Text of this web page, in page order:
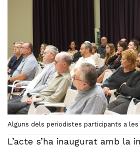
Alguns dels periodistes participants a les
L’acte s’ha inaugurat amb la